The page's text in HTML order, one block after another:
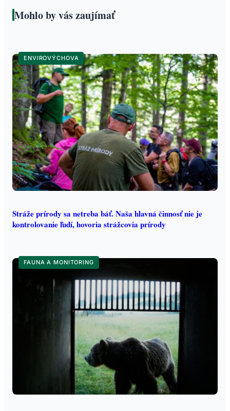
Mohlo by vás zaujímať
ENVIROVÝCHOVA
Stráže prírody sa netreba báť. Naša hlavná činnosť nie je
kontrolovanie ľudí, hovoria strážcovia prírody
FAUNA A MONITORING